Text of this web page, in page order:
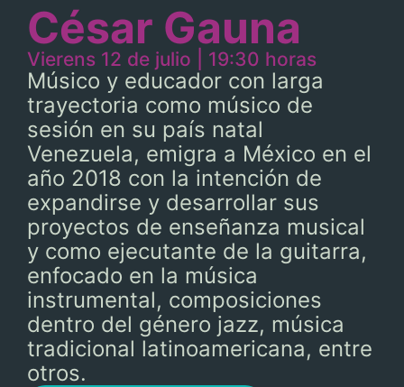
César Gauna
Vierens 12 de julio | 19:30 horas
Músico y educador con larga
trayectoria como músico de
sesión en su país natal
Venezuela, emigra a México en el
año 2018 con la intención de
expandirse y desarrollar sus
proyectos de enseñanza musical
y como ejecutante de la guitarra,
enfocado en la música
instrumental, composiciones
dentro del género jazz, música
tradicional latinoamericana, entre
otros.